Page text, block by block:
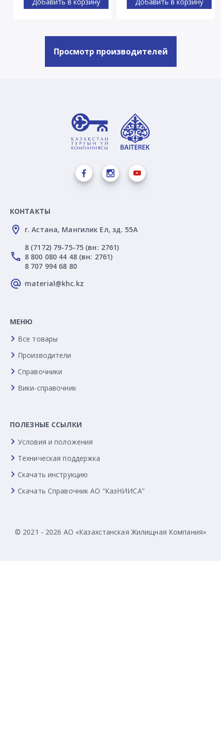
Просмотр производителей
КОНТАКТЫ
г. Астана, Мангилик Ел, зд. 55А
8 (7172) 79-75-75 (вн: 2761)
8 800 080 44 48 (вн: 2761)
8 707 994 68 80
material@khc.kz
МЕНЮ
Все товары
Производители
Справочники
Вики-справочник
ПОЛЕЗНЫЕ ССЫЛКИ
Условия и положения
Техническая поддержка
Скачать инструкцию
Скачать Справочник АО “КазНИИСА”
© 2021 - 2026 АО «Казахстанская Жилищная Компания»